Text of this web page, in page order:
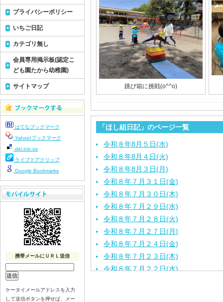
跳び箱に挑戦(o^^o)
「ほし組日記」のページ一覧
令和８年8月５日(水)
令和８年8月４日(火)
令和８年8月３日(月)
令和８年７月３１日(金)
令和８年７月３０日(木)
令和８年７月２９日(水)
令和８年７月２８日(火)
令和８年７月２７日(月)
令和８年７月２４日(金)
令和８年７月２３日(木)
令和８年７月２２日(水)
プライバシーポリシー
いちご日記
カテゴリ無し
会員専用掲示板(認定こ
ども園たから幼稚園)
サイトマップ
はてなブックマーク
Yahoo!ブックマーク
del.icio.us
ライブドアクリップ
Google Bookmarks
携帯メールにＵＲＬ送信
ケータイメールアドレスを入力
して送信ボタンを押せば、メー